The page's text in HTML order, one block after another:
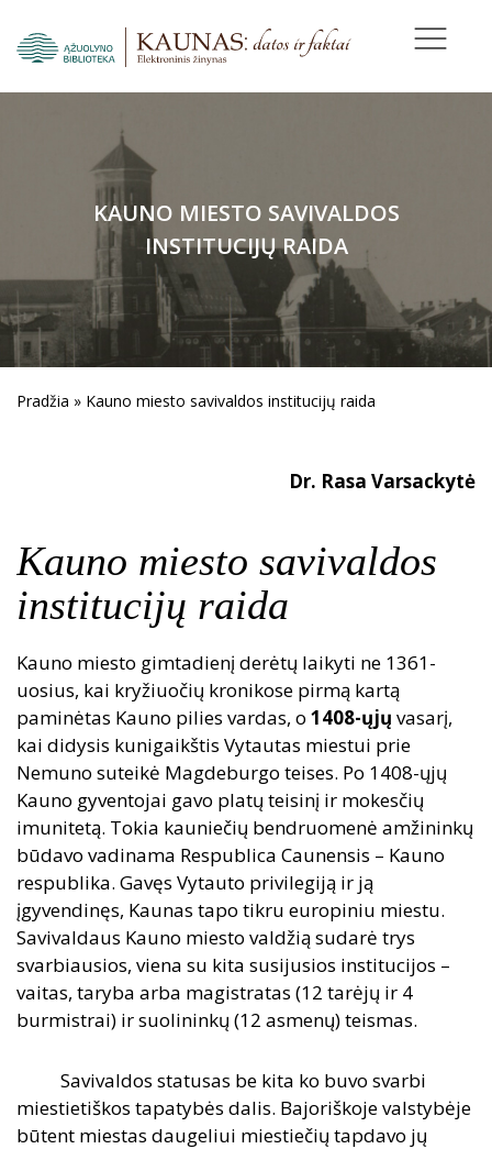
KAUNO MIESTO SAVIVALDOS
INSTITUCIJŲ RAIDA
Pradžia » Kauno miesto savivaldos institucijų raida
Dr. Rasa Varsackytė
Kauno miesto savivaldos
institucijų raida
Kauno miesto gimtadienį derėtų laikyti ne 1361-
uosius, kai kryžiuočių kronikose pirmą kartą
paminėtas Kauno pilies vardas, o 1408-ųjų vasarį,
kai didysis kunigaikštis Vytautas miestui prie
Nemuno suteikė Magdeburgo teises. Po 1408-ųjų
Kauno gyventojai gavo platų teisinį ir mokesčių
imunitetą. Tokia kauniečių bendruomenė amžininkų
būdavo vadinama Respublica Caunensis – Kauno
respublika. Gavęs Vytauto privilegiją ir ją
įgyvendinęs, Kaunas tapo tikru europiniu miestu.
Savivaldaus Kauno miesto valdžią sudarė trys
svarbiausios, viena su kita susijusios institucijos –
vaitas, taryba arba magistratas (12 tarėjų ir 4
burmistrai) ir suolininkų (12 asmenų) teismas.
Savivaldos statusas be kita ko buvo svarbi
miestietiškos tapatybės dalis. Bajoriškoje valstybėje
būtent miestas daugeliui miestiečių tapdavo jų